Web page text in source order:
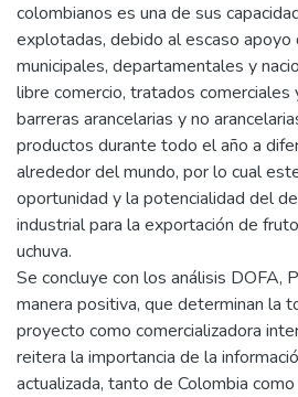
colombianos es una de sus
explotadas, debido al escaso apoyo
municipales, departamentales y
libre comercio, tratados
barreras arancelarias y no
productos durante todo el año a
alrededor del mundo, por lo cual
oportunidad y la potencialidad del
industrial para la exportación de
uchuva.
Se concluye con los análisis DOFA,
manera positiva, que determinan la
proyecto como comercializadora
reitera la importancia de la
actualizada, tanto de Colombia